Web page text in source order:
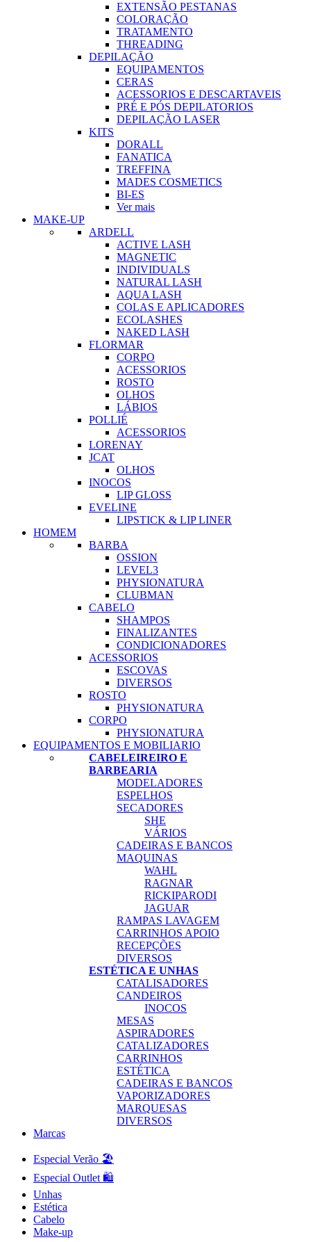
EXTENSÃO PESTANAS
COLORAÇÃO
TRATAMENTO
THREADING
DEPILAÇÃO
EQUIPAMENTOS
CERAS
ACESSORIOS E DESCARTAVEIS
PRÉ E PÓS DEPILATORIOS
DEPILAÇÃO LASER
KITS
DORALL
FANATICA
TREFFINA
MADES COSMETICS
BI-ES
Ver mais
MAKE-UP
ARDELL
ACTIVE LASH
MAGNETIC
INDIVIDUALS
NATURAL LASH
AQUA LASH
COLAS E APLICADORES
ECOLASHES
NAKED LASH
FLORMAR
CORPO
ACESSORIOS
ROSTO
OLHOS
LÁBIOS
POLLIÉ
ACESSORIOS
LORENAY
JCAT
OLHOS
INOCOS
LIP GLOSS
EVELINE
LIPSTICK & LIP LINER
HOMEM
BARBA
OSSION
LEVEL3
PHYSIONATURA
CLUBMAN
CABELO
SHAMPOS
FINALIZANTES
CONDICIONADORES
ACESSORIOS
ESCOVAS
DIVERSOS
ROSTO
PHYSIONATURA
CORPO
PHYSIONATURA
EQUIPAMENTOS E MOBILIARIO
CABELEIREIRO E
BARBEARIA
MODELADORES
ESPELHOS
SECADORES
SHE
VÁRIOS
CADEIRAS E BANCOS
MAQUINAS
WAHL
RAGNAR
RICKIPARODI
JAGUAR
RAMPAS LAVAGEM
CARRINHOS APOIO
RECEPÇÕES
DIVERSOS
ESTÉTICA E UNHAS
CATALISADORES
CANDEIROS
INOCOS
MESAS
ASPIRADORES
CATALIZADORES
CARRINHOS
ESTÉTICA
CADEIRAS E BANCOS
VAPORIZADORES
MARQUESAS
DIVERSOS
Marcas
Especial Verão 🏖️
Especial Outlet 🛍️
Unhas
Estética
Cabelo
Make-up